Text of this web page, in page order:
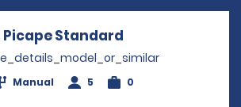
Picape Standard
Manual 5 0